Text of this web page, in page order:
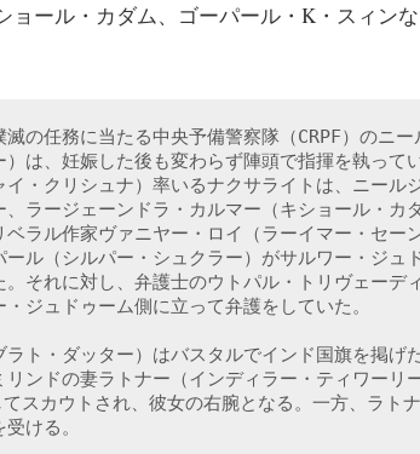
ョール・カダム、ゴーパール・K・スィン
の任務に当たる中央予備警察隊（CRPF）のニ
は、妊娠した後も変わらず陣頭で指揮を執って
・クリシュナ）率いるナクサライトは、ニール
ラージェーンドラ・カルマー（キショール・カ
ラル作家ヴァニヤー・ロイ（ラーイマー・セー
ル（シルパー・シュクラー）がサルワー・ジュ
それに対し、弁護士のウトパル・トリヴェーデ
ジュドゥーム側に立って弁護をしていた。
ト・ダッター）はバスタルでインド国旗を掲げ
ンドの妻ラトナー（インディラー・ティワーリ
スカウトされ、彼女の右腕となる。一方、ラト
ける。